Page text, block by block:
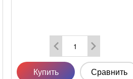
Купить Сравнить